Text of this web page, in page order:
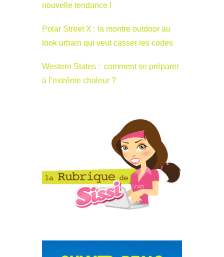
nouvelle tendance !
Polar Street X : la montre outdoor au
look urbain qui veut casser les codes
Western States : comment se préparer
à l’extrême chaleur ?